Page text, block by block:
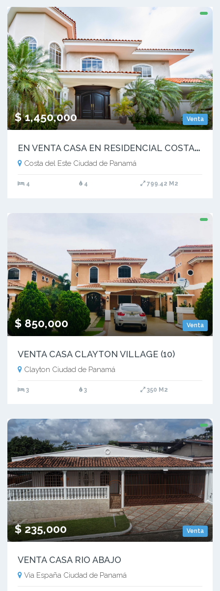
Venta
$ 1,450,000
E
N VENTA CASA EN RESIDENCIAL COSTA DE LAS PERLAS, COSTA DEL ESTE (2)
Costa del Este Ciudad de Panamá
4 4 799.42 M2
Venta
$ 850,000
VENTA CASA CLAYTON VILLAGE (10)
Clayton Ciudad de Panamá
3 3 350 M2
Venta
$ 235,000
VENTA CASA RIO ABAJO
Via España Ciudad de Panamá